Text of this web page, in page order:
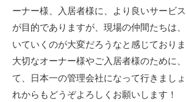
ーナー様、入居者様に、より良いサービ
が目的でありますが、現場の仲間たちは
いていくのが大変だろうなと感じており
大切なオーナー様やご入居者様のために
て、日本一の管理会社になって行きまし
れからもどうぞよろしくお願いします！